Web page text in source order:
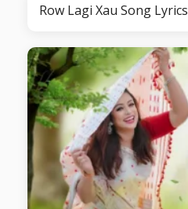
Row Lagi Xau Song Lyrics